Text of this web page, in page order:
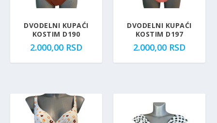
DVODELNI KUPAĆI
KOSTIM D190
2.000,00 RSD
DVODELNI KUPAĆI
KOSTIM D197
2.000,00 RSD